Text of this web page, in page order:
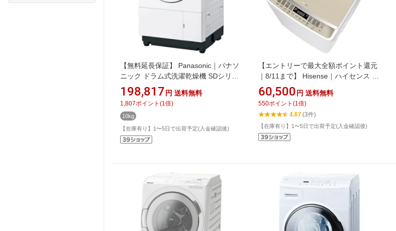
【無料延長保証】 Panasonic｜パナソ
ニック ドラム式洗濯乾燥機 SDシリー
ズ Uタイプ マットホワイト NA-
SD10UBL-W [洗濯10.0kg /乾燥5.0kg /
左開き /ヒーター乾燥(排気タイプ)]
198,817 円 送料無料
1,807ポイント (1 倍)
10kg
【在庫有り】1〜5日で出荷予定(入金確認後)
【エントリーで最大全額ポイント還元
｜8/11まで】 Hisense｜ハイセンス 全
自動洗濯機 本体：ホワイト、トップ：
シャンパンゴールド HW-DG80XH [洗
濯8.0kg /上開き /簡易乾燥(送風機能)]
60,500 円 送料無料
550ポイント (1 倍)
4.67(3件)
【在庫有り】1〜5日で出荷予定(入金確認後)